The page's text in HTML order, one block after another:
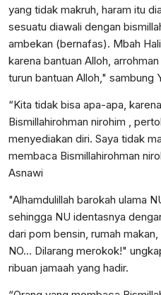
yang tidak makruh, haram itu
sesuatu diawali dengan
ambekan (bernafas). Mbah
karena bantuan Alloh,
turun bantuan Alloh," sambung
“Kita tidak bisa apa-apa,
Bismillahirohman nirohim ,
menyediakan diri. Saya tidak
membaca Bismillahirohman
Asnawi
"Alhamdulillah barokah ulama
sehingga NU identasnya
dari pom bensin, rumah
NO... Dilarang merokok!"
ribuan jamaah yang hadir.